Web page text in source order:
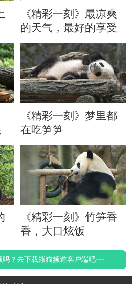
《精彩一刻》最凉爽
的天气，最好的享受
《精彩一刻》梦里都
在吃笋笋
《精彩一刻》竹笋香
香，大口炫饭
？去下载熊猫频道客户端吧~~